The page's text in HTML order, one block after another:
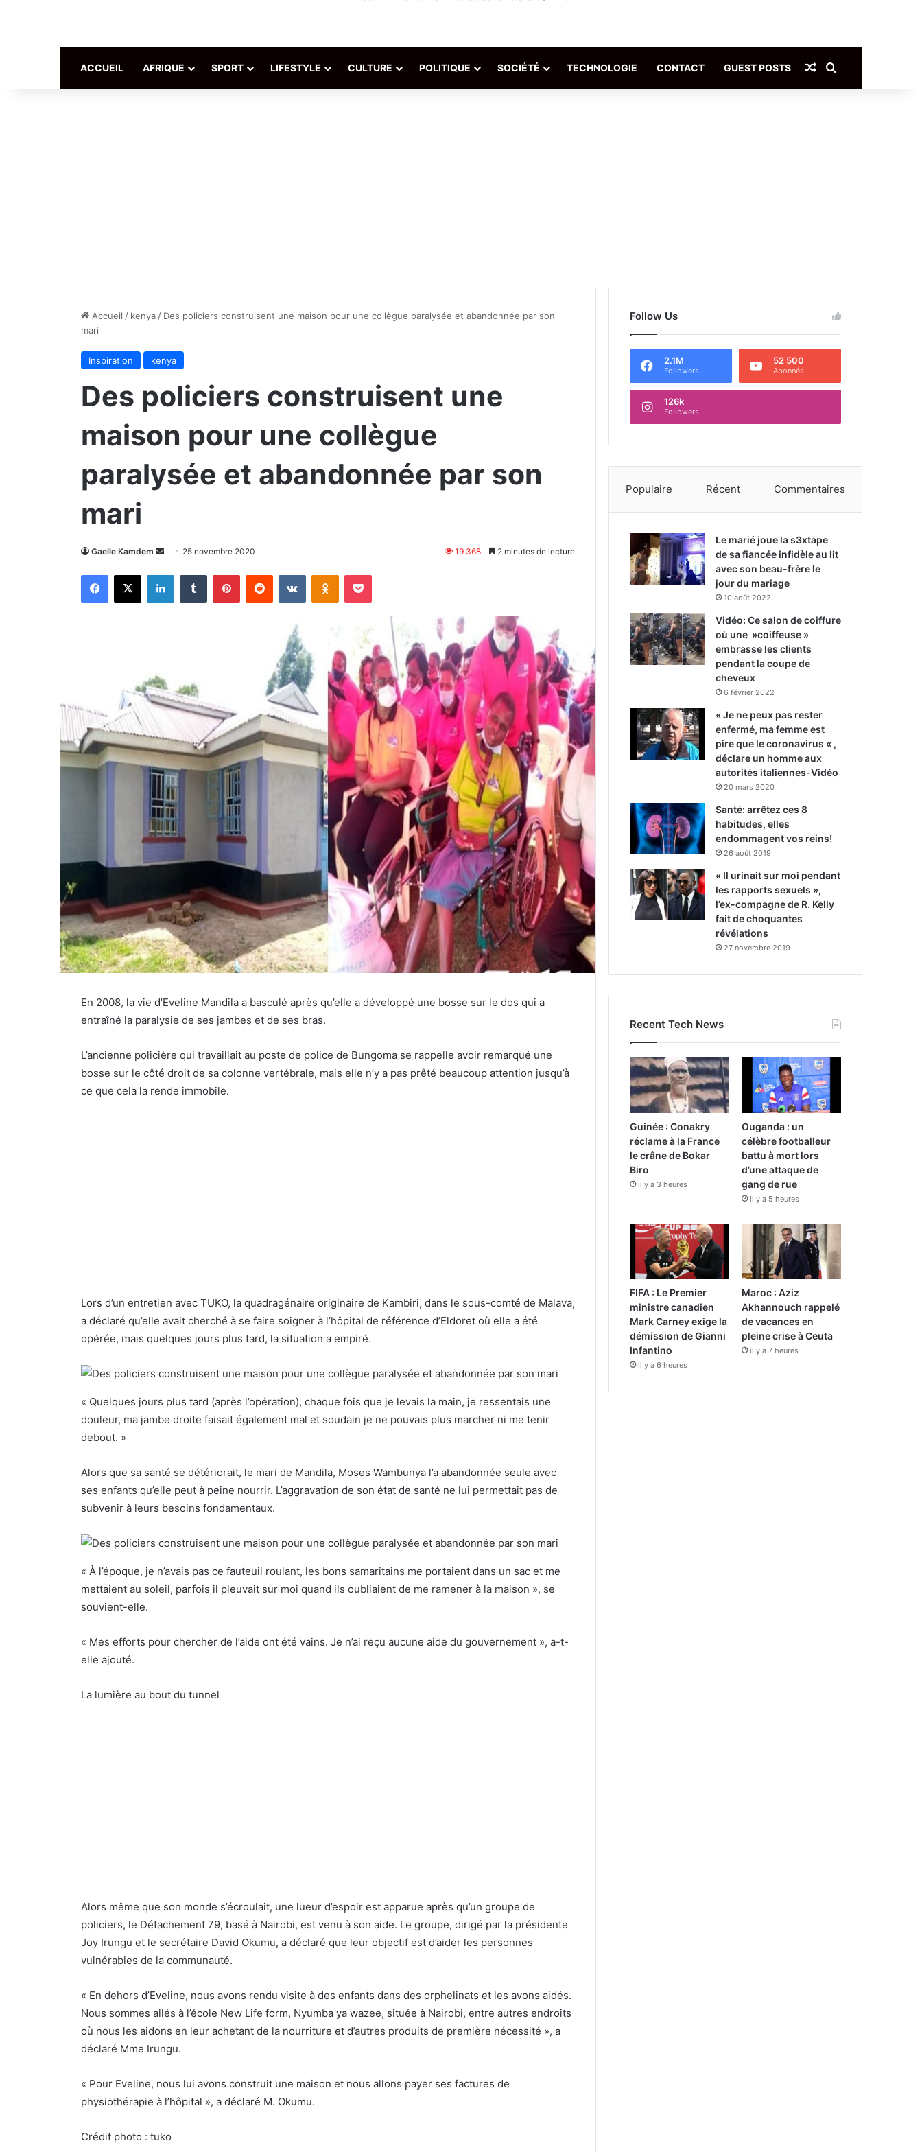
ACCUEIL AFRIQUE SPORT LIFESTYLE CULTURE POLITIQUE SOCIÉTÉ TECHNOLOGIE CONTACT GUEST POSTS Article Aléatoire
Accueil / kenya / Des policiers construisent une maison pour une collègue paralysée et abandonnée par son
mari
Inspiration kenya
Des policiers construisent une
maison pour une collègue
paralysée et abandonnée par son
mari
Gaelle Kamdem
Envoyer
courriel
25 novembre 2020 19 368 2 minutes de lecture
Facebook
X LinkedinTumblr PinterestReddit VKontakteOdnoklassniki
Pocket
En 2008, la vie d’Eveline Mandila a basculé après qu’elle a développé une bosse sur le dos qui a
entraîné la paralysie de ses jambes et de ses bras.
L’ancienne policière qui travaillait au poste de police de Bungoma se rappelle avoir remarqué une
bosse sur le côté droit de sa colonne vertébrale, mais elle n’y a pas prêté beaucoup attention jusqu’à
ce que cela la rende immobile.
Lors d’un entretien avec TUKO, la quadragénaire originaire de Kambiri, dans le sous-comté de Malava,
a déclaré qu’elle avait cherché à se faire soigner à l’hôpital de référence d’Eldoret où elle a été
opérée, mais quelques jours plus tard, la situation a empiré.
« Quelques jours plus tard (après l’opération), chaque fois que je levais la main, je ressentais une
douleur, ma jambe droite faisait également mal et soudain je ne pouvais plus marcher ni me tenir
debout. »
Alors que sa santé se détériorait, le mari de Mandila, Moses Wambunya l’a abandonnée seule avec
ses enfants qu’elle peut à peine nourrir. L’aggravation de son état de santé ne lui permettait pas de
subvenir à leurs besoins fondamentaux.
« À l’époque, je n’avais pas ce fauteuil roulant, les bons samaritains me portaient dans un sac et me
mettaient au soleil, parfois il pleuvait sur moi quand ils oubliaient de me ramener à la maison », se
souvient-elle.
« Mes efforts pour chercher de l’aide ont été vains. Je n’ai reçu aucune aide du gouvernement », a-t-
elle ajouté.
La lumière au bout du tunnel
Alors même que son monde s’écroulait, une lueur d’espoir est apparue après qu’un groupe de
policiers, le Détachement 79, basé à Nairobi, est venu à son aide. Le groupe, dirigé par la présidente
Joy Irungu et le secrétaire David Okumu, a déclaré que leur objectif est d’aider les personnes
vulnérables de la communauté.
« En dehors d’Eveline, nous avons rendu visite à des enfants dans des orphelinats et les avons aidés.
Nous sommes allés à l’école New Life form, Nyumba ya wazee, située à Nairobi, entre autres endroits
où nous les aidons en leur achetant de la nourriture et d’autres produits de première nécessité », a
déclaré Mme Irungu.
« Pour Eveline, nous lui avons construit une maison et nous allons payer ses factures de
physiothérapie à l’hôpital », a déclaré M. Okumu.
Crédit photo : tuko
Follow Us
2.1M
Followers
52 500
Abonnés
126k
Followers
Populaire Récent Commentaires
Le marié joue la s3xtape
de sa fiancée infidèle au lit
avec son beau-frère le
jour du mariage
10 août 2022
Vidéo: Ce salon de coiffure
où une »coiffeuse »
embrasse les clients
pendant la coupe de
cheveux
6 février 2022
« Je ne peux pas rester
enfermé, ma femme est
pire que le coronavirus « ,
déclare un homme aux
autorités italiennes-Vidéo
20 mars 2020
Santé: arrêtez ces 8
habitudes, elles
endommagent vos reins!
26 août 2019
« Il urinait sur moi pendant
les rapports sexuels »,
l’ex-compagne de R. Kelly
fait de choquantes
révélations
27 novembre 2019
Recent Tech News
Guinée : Conakry
réclame à la France
le crâne de Bokar
Biro
il y a 3 heures
Ouganda : un
célèbre footballeur
battu à mort lors
d’une attaque de
gang de rue
il y a 5 heures
FIFA : Le Premier
ministre canadien
Mark Carney exige la
démission de Gianni
Infantino
il y a 6 heures
Maroc : Aziz
Akhannouch rappelé
de vacances en
pleine crise à Ceuta
il y a 7 heures